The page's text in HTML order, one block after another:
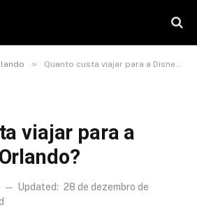
» Quanto custa viajar para a Disney em Orlando?
viajar para a
Updated: 28 de dezembro de